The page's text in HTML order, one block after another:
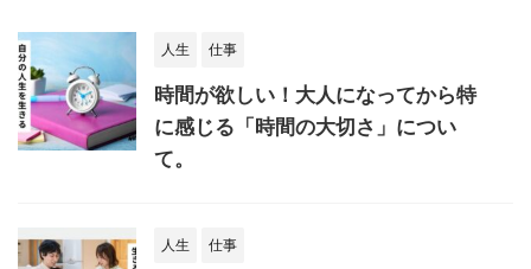
人生 仕事
時間が欲しい！大人になってから特
に感じる「時間の大切さ」につい
て。
人生 仕事